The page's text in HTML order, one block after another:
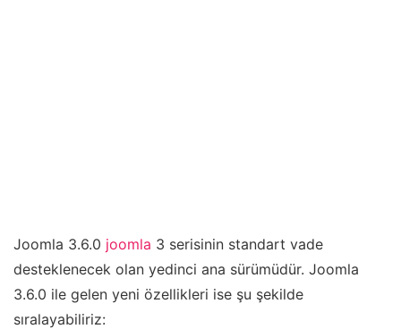
Joomla 3.6.0 joomla 3 serisinin standart vade
desteklenecek olan yedinci ana sürümüdür. Joomla
3.6.0 ile gelen yeni özellikleri ise şu şekilde
sıralayabiliriz: